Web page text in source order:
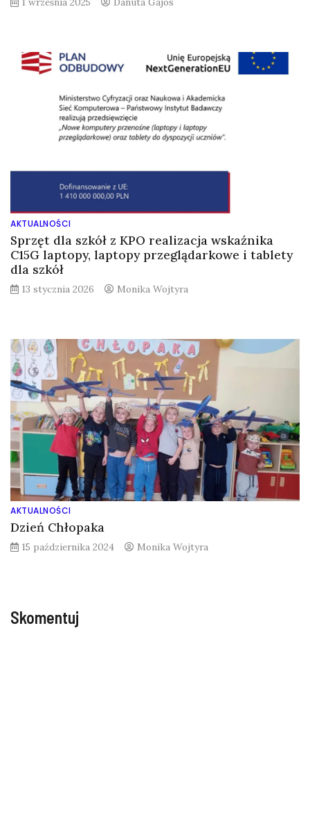
AKTUALNOŚCI
Sprzęt dla szkół z KPO realizacja wskaźnika
C15G laptopy, laptopy przeglądarkowe i tablety
dla szkół
13 stycznia 2026 Monika Wojtyra
AKTUALNOŚCI
Dzień Chłopaka
15 października 2024 Monika Wojtyra
Skomentuj